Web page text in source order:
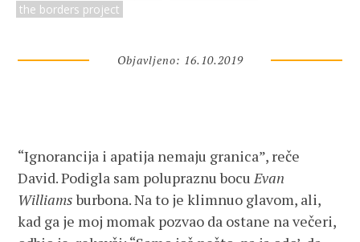
the borders project
Objavljeno: 16.10.2019
“Ignorancija i apatija nemaju granica”, reče
David. Podigla sam polupraznu bocuEvan
Williamsburbona. Na to je klimnuo glavom, ali,
kad ga je moj momak pozvao da ostane na večeri,